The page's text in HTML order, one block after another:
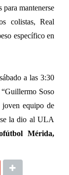
mantenerse
colistas, Real
específico en
a las 3:30
Soso
equipo de
la dio al ULA
Mérida,